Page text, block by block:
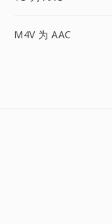
M4V 为 AAC